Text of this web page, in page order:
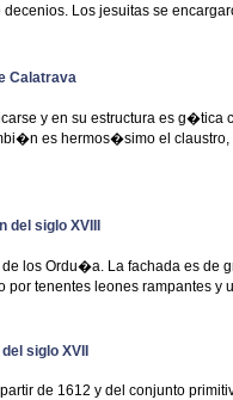
Los jesuitas se
Calatrava
y en su estructura es
es hermos�simo el
siglo XVIII
los Ordu�a. La fachada es de
tenentes leones rampantes y
siglo XVII
de 1612 y del conjunto